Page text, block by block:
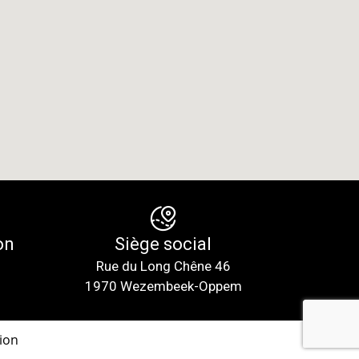
Siège social
Rue du Long Chêne 46
1970 Wezembeek-Oppem